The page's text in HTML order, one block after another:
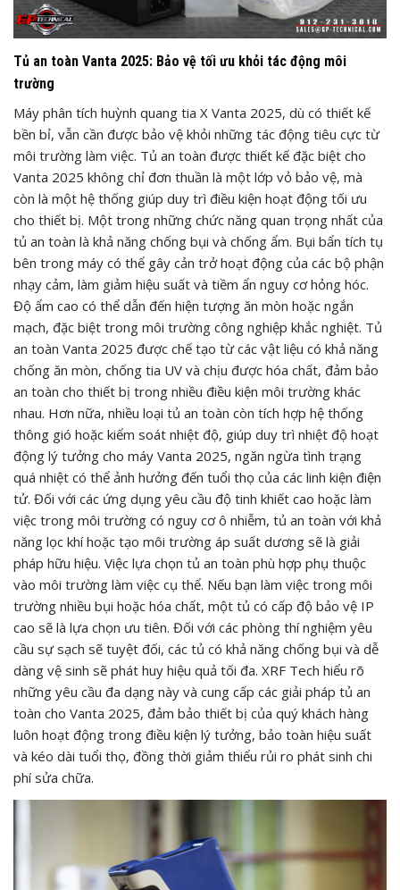
Tủ an toàn Vanta 2025: Bảo vệ tối ưu khỏi tác động môi
trường
Máy phân tích huỳnh quang tia X Vanta 2025, dù có thiết kế
bền bỉ, vẫn cần được bảo vệ khỏi những tác động tiêu cực từ
môi trường làm việc. Tủ an toàn được thiết kế đặc biệt cho
Vanta 2025 không chỉ đơn thuần là một lớp vỏ bảo vệ, mà
còn là một hệ thống giúp duy trì điều kiện hoạt động tối ưu
cho thiết bị. Một trong những chức năng quan trọng nhất của
tủ an toàn là khả năng chống bụi và chống ẩm. Bụi bẩn tích tụ
bên trong máy có thể gây cản trở hoạt động của các bộ phận
nhạy cảm, làm giảm hiệu suất và tiềm ẩn nguy cơ hỏng hóc.
Độ ẩm cao có thể dẫn đến hiện tượng ăn mòn hoặc ngắn
mạch, đặc biệt trong môi trường công nghiệp khắc nghiệt. Tủ
an toàn Vanta 2025 được chế tạo từ các vật liệu có khả năng
chống ăn mòn, chống tia UV và chịu được hóa chất, đảm bảo
an toàn cho thiết bị trong nhiều điều kiện môi trường khác
nhau. Hơn nữa, nhiều loại tủ an toàn còn tích hợp hệ thống
thông gió hoặc kiểm soát nhiệt độ, giúp duy trì nhiệt độ hoạt
động lý tưởng cho máy Vanta 2025, ngăn ngừa tình trạng
quá nhiệt có thể ảnh hưởng đến tuổi thọ của các linh kiện điện
tử. Đối với các ứng dụng yêu cầu độ tinh khiết cao hoặc làm
việc trong môi trường có nguy cơ ô nhiễm, tủ an toàn với khả
năng lọc khí hoặc tạo môi trường áp suất dương sẽ là giải
pháp hữu hiệu. Việc lựa chọn tủ an toàn phù hợp phụ thuộc
vào môi trường làm việc cụ thể. Nếu bạn làm việc trong môi
trường nhiều bụi hoặc hóa chất, một tủ có cấp độ bảo vệ IP
cao sẽ là lựa chọn ưu tiên. Đối với các phòng thí nghiệm yêu
cầu sự sạch sẽ tuyệt đối, các tủ có khả năng chống bụi và dễ
dàng vệ sinh sẽ phát huy hiệu quả tối đa. XRF Tech hiểu rõ
những yêu cầu đa dạng này và cung cấp các giải pháp tủ an
toàn cho Vanta 2025, đảm bảo thiết bị của quý khách hàng
luôn hoạt động trong điều kiện lý tưởng, bảo toàn hiệu suất
và kéo dài tuổi thọ, đồng thời giảm thiểu rủi ro phát sinh chi
phí sửa chữa.